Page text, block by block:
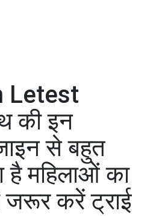
Letest
की इन
से बहुत
है महिलाओं का
करें ट्राई